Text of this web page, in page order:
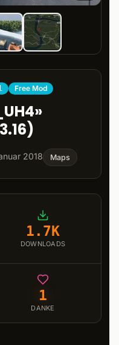
Free Mod
2018 Maps
1.7K
DOWNLOADS
1
DANKE